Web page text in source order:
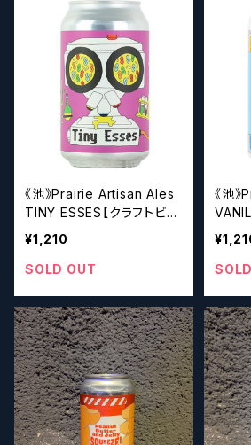
《池》Prairie Artisan Ales
TINY ESSES【クラフトビー
ル】
¥1,210
SOLD OUT
《池
E【ク